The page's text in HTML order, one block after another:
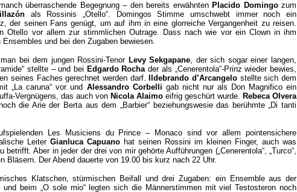
überraschende Begegnung – den bereits erwähnten Placido Domingozum
als Rossinis „Otello“. Domingos Stimme umschwebt immer noch ein
der seinen Fans genügt, um auf ihm in eine glorreiche Vergangenheit zu reisen.
Otello vor allem zur stimmlichen Outrage. Dass nach wie vor ein Clown in ihm
und bei den Zugaben bewiesen.
bei dem jungen Rossini-Tenor Levy Sekgapane, der sich sogar einer langen,
stellte – und bei Edgardo Rochader als „Cenerentola“-Prinz wieder bewies,
seines Faches gerechnet werden darf.
Ildebrando d’Arcangelo stellte sich dem
„La caruna“ vor und Alessandro Corbelli gab nicht nur als Don Magnifico ein
Vergnügens, das auch von Nicola Alaimo eifrig geschürt wurde. Rebeca Olvera
die Arie der Berta aus dem „Barbier“ beziehungswesie das berühmte „Di tanti
Les Musiciens du Prince – Monaco sind vor allem pointensichere
Leiter Gianluca Capuano hat seinen Rossini im kleinen Finger, auch was
betrifft. Aber in jeder der drei von mir gehörte Aufführungen („Cenerentola“, „Turco“,
Bläsern. Der Abend dauerte von 19.00 bis kurz nach 22 Uhr.
Klatschen, stürmischen Beifall und drei Zugaben: ein Ensemble aus der
und beim „O sole mio“ legten sich die Männerstimmen mit viel Testosteron noch